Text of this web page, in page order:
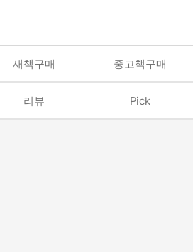
새책구매 중고책구매
리뷰 Pick